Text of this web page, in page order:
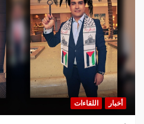
أخبار اللقاءات